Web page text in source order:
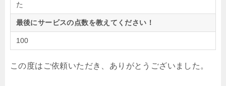
た
最後にサービスの点数を教えてください！
100
この度はご依頼いただき、ありがとうございました。